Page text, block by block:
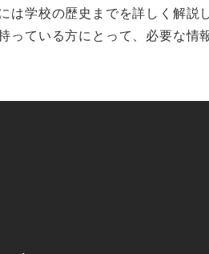
は学校の歴史までを詳しく解説
っている方にとって、必要な情